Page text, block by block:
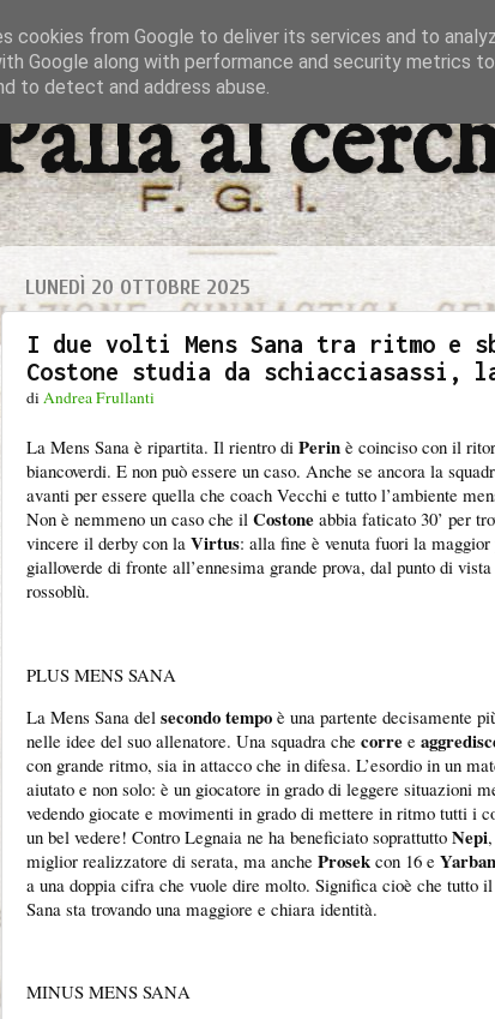
al
LUNEDÌ 20 OTTOBRE 2025
I due volti Mens Sana tra ritmo e
Costone studia da schiacciasassi,
diAndrea Frullanti
La Mens Sana è ripartita. Il rientro di Perin è coinciso con il
biancoverdi. E non può essere un caso. Anche se ancora la
avanti per essere quella che coach Vecchi e tutto l’ambiente
Non è nemmeno un caso che il Costone abbia faticato 30’ per
vincere il derby con la Virtus: alla fine è venuta fuori la
gialloverde di fronte all’ennesima grande prova, dal punto di
rossoblù.
PLUS MENS SANA
La Mens Sana del secondo tempo è una partente decisamente
nelle idee del suo allenatore. Una squadra che corre e
con grande ritmo, sia in attacco che in difesa. L’esordio in un
aiutato e non solo: è un giocatore in grado di leggere situazioni
vedendo giocate e movimenti in grado di mettere in ritmo tutti i
un bel vedere! Contro Legnaia ne ha beneficiato soprattutto Nepi
miglior realizzatore di serata, ma anche Prosek con 16 e
a una doppia cifra che vuole dire molto. Significa cioè che tutto
Sana sta trovando una maggiore e chiara identità.
MINUS MENS SANA
cookies from Google to deliver its services and to
Google along with performance and security metrics
to detect and address abuse.